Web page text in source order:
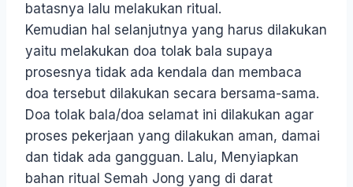
batasnya lalu melakukan ritual.
Kemudian hal selanjutnya yang harus dilakukan
yaitu melakukan doa tolak bala supaya
prosesnya tidak ada kendala dan membaca
doa tersebut dilakukan secara bersama-sama.
Doa tolak bala/doa selamat ini dilakukan agar
proses pekerjaan yang dilakukan aman, damai
dan tidak ada gangguan. Lalu, Menyiapkan
bahan ritual Semah Jong yang di darat